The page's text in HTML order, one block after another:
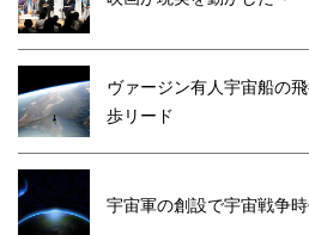
ヴァージン有人宇宙船の
歩リード
宇宙軍の創設で宇宙戦争